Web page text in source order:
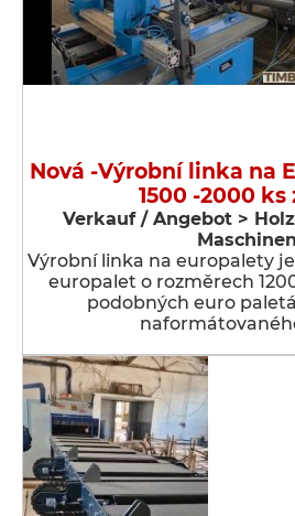
Nová -Výrobní linka na
1500 -2000 ks
Verkauf / Angebot >
Maschinen
Výrobní linka na europalety
europalet o rozměrech
podobných euro